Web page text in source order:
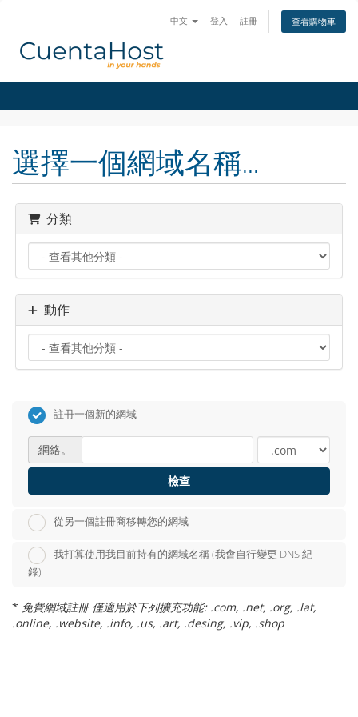
中文 登入 註冊 查看購物車
選擇一個網域名稱...
分類
動作
註冊一個新的網域
網絡。
檢查
從另一個註冊商移轉您的網域
我打算使用我目前持有的網域名稱 (我會自行變更 DNS 紀
錄)
* 免費網域註冊 僅適用於下列擴充功能: .com, .net, .org, .lat,
.online, .website, .info, .us, .art, .desing, .vip, .shop